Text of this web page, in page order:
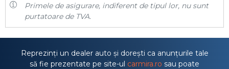
Primele de asigurare, indiferent de tipul lor, nu sunt
purtatoare de TVA.
Reprezinți un dealer auto și dorești ca anunțurile tale
să fie prezentate pe site-ul carmira.ro sau poate